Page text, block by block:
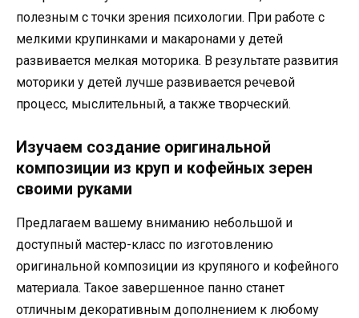
полезным с точки зрения психологии. При работе с
мелкими крупинками и макаронами у детей
развивается мелкая моторика. В результате развития
моторики у детей лучше развивается речевой
процесс, мыслительный, а также творческий.
Изучаем создание оригинальной
композиции из круп и кофейных зерен
своими руками
Предлагаем вашему вниманию небольшой и
доступный мастер-класс по изготовлению
оригинальной композиции из крупяного и кофейного
материала. Такое завершенное панно станет
отличным декоративным дополнением к любому